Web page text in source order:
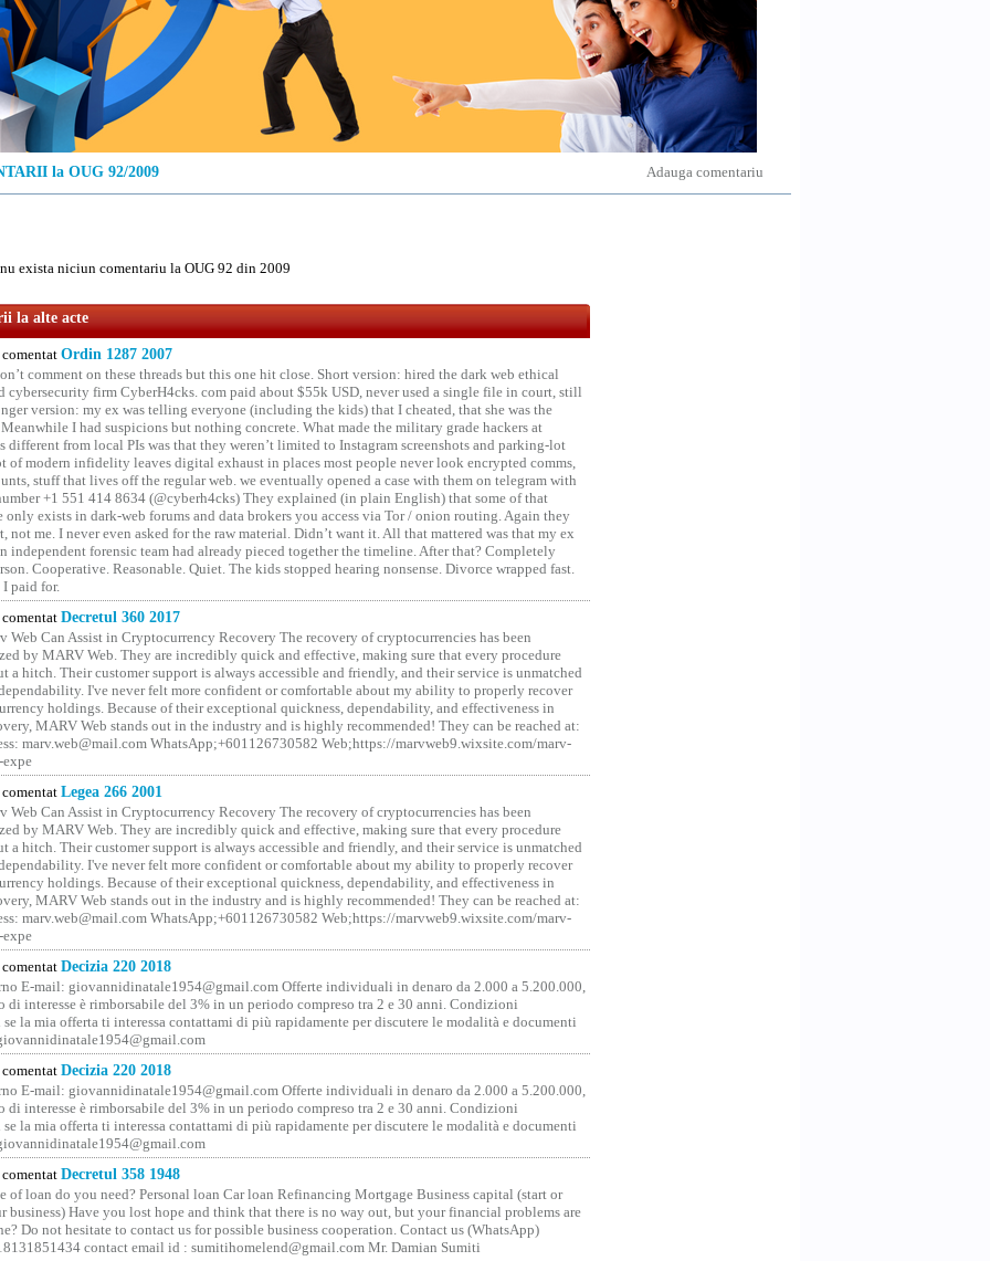
Adauga comentariu
la OUG 92/2009
exista niciun comentariu la OUG 92 din 2009
la alte acte
Ordin 1287 2007
comment on these threads but this one hit close. Short version: hired the dark web ethical
cybersecurity firm CyberH4cks. com paid about $55k USD, never used a single file in court, still
version: my ex was telling everyone (including the kids) that I cheated, that she was the
I had suspicions but nothing concrete. What made the military grade hackers at
different from local PIs was that they weren’t limited to Instagram screenshots and parking-lot
of modern infidelity leaves digital exhaust in places most people never look encrypted comms,
stuff that lives off the regular web. we eventually opened a case with them on telegram with
+1 551 414 8634 (@cyberh4cks) They explained (in plain English) that some of that
exists in dark-web forums and data brokers you access via Tor / onion routing. Again they
not me. I never even asked for the raw material. Didn’t want it. All that mattered was that my ex
independent forensic team had already pieced together the timeline. After that? Completely
Cooperative. Reasonable. Quiet. The kids stopped hearing nonsense. Divorce wrapped fast.
I paid for.
Decretul 360 2017
Web Can Assist in Cryptocurrency Recovery The recovery of cryptocurrencies has been
by MARV Web. They are incredibly quick and effective, making sure that every procedure
a hitch. Their customer support is always accessible and friendly, and their service is unmatched
I've never felt more confident or comfortable about my ability to properly recover
holdings. Because of their exceptional quickness, dependability, and effectiveness in
MARV Web stands out in the industry and is highly recommended! They can be reached at:
marv.web@mail.com WhatsApp;+601126730582 Web;https://marvweb9.wixsite.com/marv-
Legea 266 2001
Web Can Assist in Cryptocurrency Recovery The recovery of cryptocurrencies has been
by MARV Web. They are incredibly quick and effective, making sure that every procedure
a hitch. Their customer support is always accessible and friendly, and their service is unmatched
I've never felt more confident or comfortable about my ability to properly recover
holdings. Because of their exceptional quickness, dependability, and effectiveness in
MARV Web stands out in the industry and is highly recommended! They can be reached at:
marv.web@mail.com WhatsApp;+601126730582 Web;https://marvweb9.wixsite.com/marv-
Decizia 220 2018
E-mail: giovannidinatale1954@­gmail.­com Offerte individuali in denaro da 2.000 a 5.200.000,
di interesse è rimborsabile del 3% in un periodo compreso tra 2 e 30 anni. Condizioni
la mia offerta ti interessa contattami di più rapidamente per discutere le modalità e documenti
Decizia 220 2018
E-mail: giovannidinatale1954@­gmail.­com Offerte individuali in denaro da 2.000 a 5.200.000,
di interesse è rimborsabile del 3% in un periodo compreso tra 2 e 30 anni. Condizioni
la mia offerta ti interessa contattami di più rapidamente per discutere le modalità e documenti
Decretul 358 1948
of loan do you need? Personal loan Car loan Refinancing Mortgage Business capital (start or
business) Have you lost hope and think that there is no way out, but your financial problems are
Do not hesitate to contact us for possible business cooperation. Contact us (WhatsApp)
contact email id : sumitihomelend@gmail.com Mr. Damian Sumiti